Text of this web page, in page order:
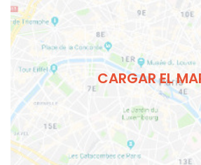
CARGAR EL